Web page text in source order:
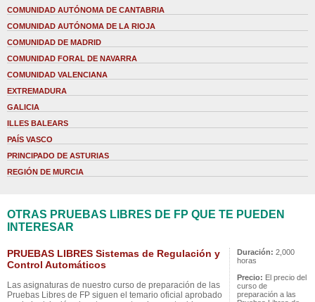
COMUNIDAD AUTÓNOMA DE CANTABRIA
COMUNIDAD AUTÓNOMA DE LA RIOJA
COMUNIDAD DE MADRID
COMUNIDAD FORAL DE NAVARRA
COMUNIDAD VALENCIANA
EXTREMADURA
GALICIA
ILLES BALEARS
PAÍS VASCO
PRINCIPADO DE ASTURIAS
REGIÓN DE MURCIA
OTRAS PRUEBAS LIBRES DE FP QUE TE PUEDEN
INTERESAR
PRUEBAS LIBRES Sistemas de Regulación y
Control Automáticos
Las asignaturas de nuestro curso de preparación de las
Pruebas Libres de FP siguen el temario oficial aprobado
Duración: 2,000
horas
Precio: El precio del
curso de
preparación a las